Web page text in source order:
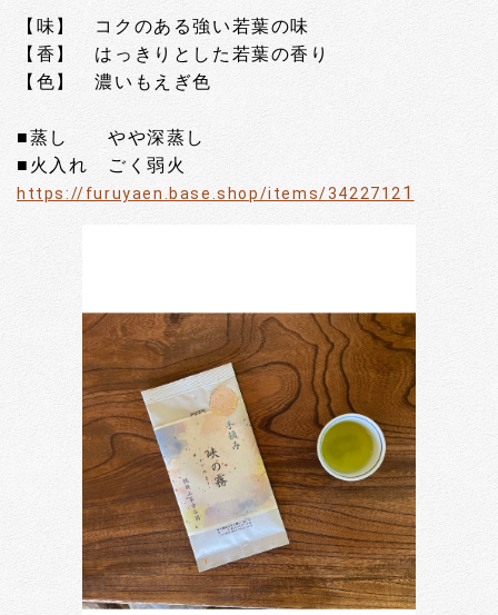
【味】 コクのある強い若葉の味
【香】 はっきりとした若葉の香り
【色】 濃いもえぎ色
■蒸し やや深蒸し
■火入れ ごく弱火
https://furuyaen.base.shop/items/34227121